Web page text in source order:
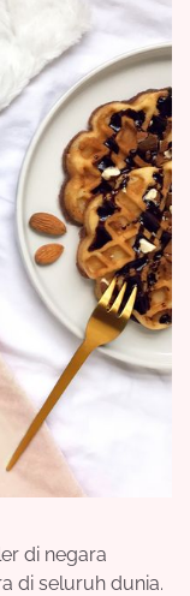
di negara
di seluruh dunia.